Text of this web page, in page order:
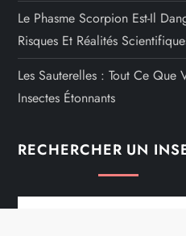
Le Phasme Scorpion Est-Il
Risques Et Réalités
Les Sauterelles : Tout Ce Que
Insectes Étonnants
RECHERCHER UN
Rechercher :